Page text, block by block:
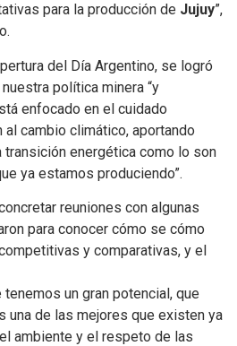
para la producción de Jujuy”,
del Día Argentino, se logró
política minera “y
enfocado en el cuidado
al cambio climático, aportando
energética como lo son
ya estamos produciendo”.
reuniones con algunas
para conocer cómo se cómo
y comparativas, y el
un gran potencial, que
una de las mejores que existen ya
ambiente y el respeto de las